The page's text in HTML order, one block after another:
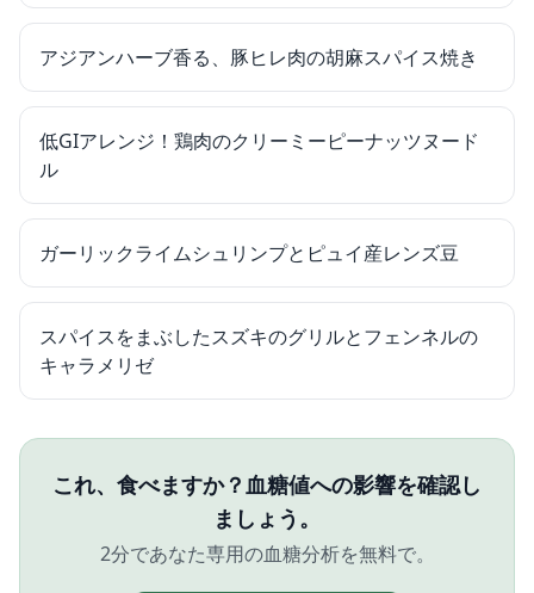
アジアンハーブ香る、豚ヒレ肉の胡麻スパイス焼き
低GIアレンジ！鶏肉のクリーミーピーナッツヌード
ル
ガーリックライムシュリンプとピュイ産レンズ豆
スパイスをまぶしたスズキのグリルとフェンネルの
キャラメリゼ
これ、食べますか？血糖値への影響を確認し
ましょう。
2分であなた専用の血糖分析を無料で。